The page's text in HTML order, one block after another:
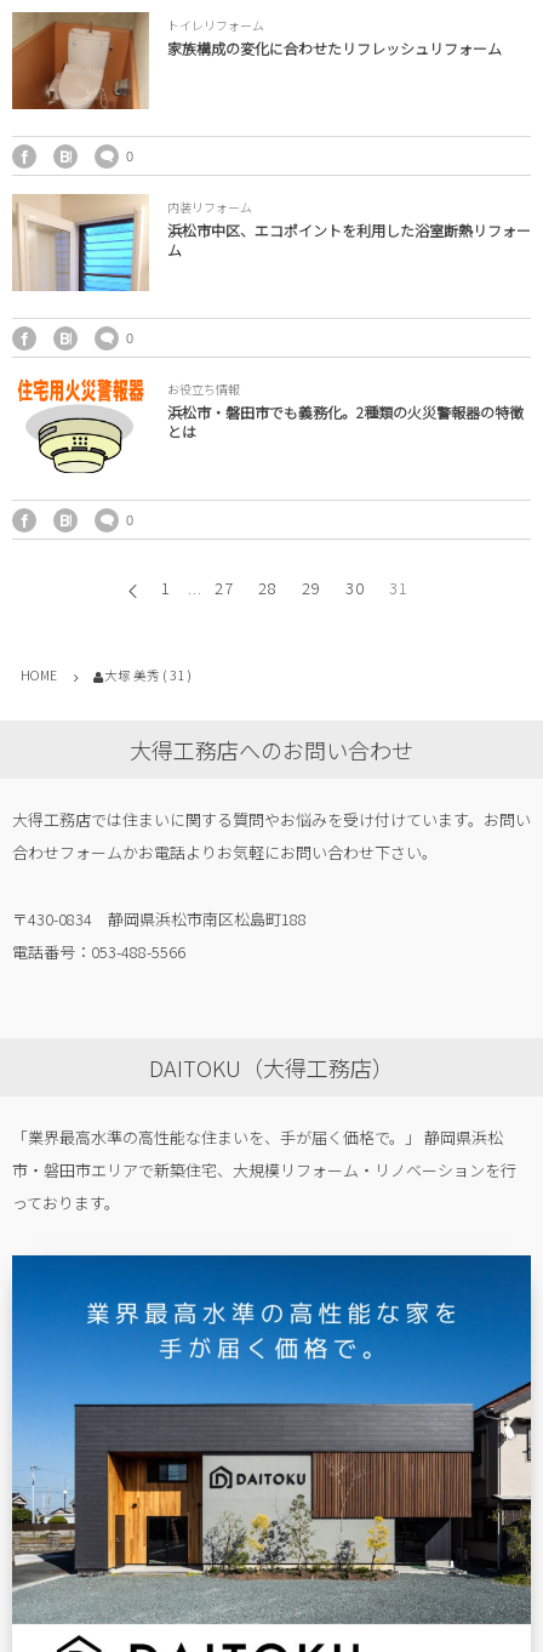
トイレリフォーム
家族構成の変化に合わせたリフレッシュリフォーム
0
内装リフォーム
浜松市中区、エコポイントを利用した浴室断熱リフォー
ム
0
お役立ち情報
浜松市・磐田市でも義務化。2種類の火災警報器の特徴
とは
0
1 ... 27 28 29 30 31
HOME 大塚 美秀 ( 31 )
大得工務店へのお問い合わせ
大得工務店では住まいに関する質問やお悩みを受け付けています。お問い
合わせフォームかお電話よりお気軽にお問い合わせ下さい。
〒430-0834 静岡県浜松市南区松島町188
電話番号：053-488-5566
DAITOKU（大得工務店）
「業界最高水準の高性能な住まいを、手が届く価格で。」 静岡県浜松
市・磐田市エリアで新築住宅、大規模リフォーム・リノベーションを行
っております。